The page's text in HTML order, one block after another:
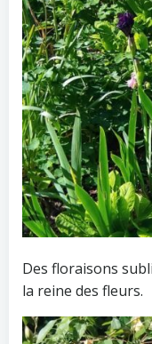
Des floraisons
la reine des fleurs.